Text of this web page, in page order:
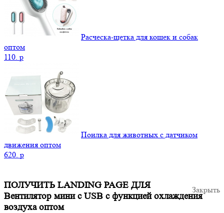
Расческа-щетка для кошек и собак
оптом
110. p
Поилка для животных с датчиком
движения оптом
620. p
Закрыть
ПОЛУЧИТЬ LANDING PAGE ДЛЯ
Вентилятор мини с USB с функцией охлаждения
воздуха оптом